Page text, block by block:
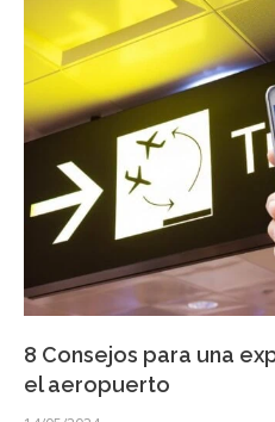
8 Consejos para una
el aeropuerto